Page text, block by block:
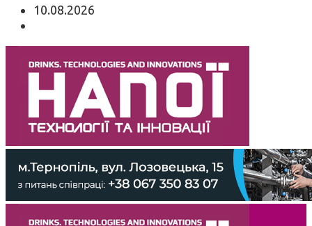
10.08.2026